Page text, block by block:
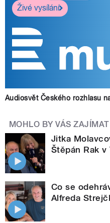
Živé vysílání
Audiosvět Českého rozhlasu
MOHLO BY VÁS ZAJÍMAT
Jitka
Štěpán Rak v
Co se
Alfreda